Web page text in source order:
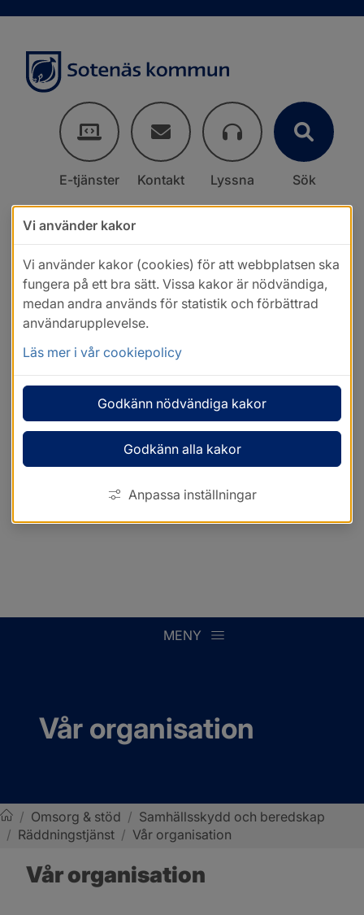
E-tjänster Kontakt Lyssna Sök
MENY
Vår organisation
Sotenäs kommun
/ Omsorg & stöd / Samhällsskydd och beredskap
/ Räddningstjänst / Vår organisation
Vår organisation
Vi använder kakor
Vi använder kakor (cookies) för att webbplatsen ska
fungera på ett bra sätt. Vissa kakor är nödvändiga,
medan andra används för statistik och förbättrad
användarupplevelse.
Läs mer i vår cookiepolicy
Godkänn nödvändiga kakor
Godkänn alla kakor
Anpassa inställningar